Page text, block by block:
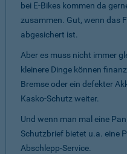
bei E-Bikes kommen da
zusammen. Gut, wenn das
abgesichert ist.
Aber es muss nicht immer
kleinere Dinge können
Bremse oder ein defekter
Kasko-Schutz weiter.
Und wenn man mal eine
Schutzbrief bietet u.a. eine
Abschlepp-Service.